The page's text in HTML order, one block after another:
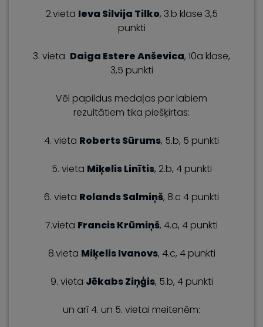
2.vieta Ieva Silvija Tilko, 3.b klase 3,5
punkti
3. vieta Daiga Estere Anševica, 10a klase,
3,5 punkti
Vēl papildus medaļas par labiem
rezultātiem tika piešķirtas:
4. vieta Roberts Sūrums, 5.b, 5 punkti
5. vieta Miķelis Linītis, 2.b, 4 punkti
6. vieta Rolands Salmiņš, 8.c 4 punkti
7.vieta Francis Krūmiņš, 4.a, 4 punkti
8.vieta Miķelis Ivanovs, 4.c, 4 punkti
9. vieta Jēkabs Ziņģis, 5.b, 4 punkti
un arī 4. un 5. vietai meitenēm: